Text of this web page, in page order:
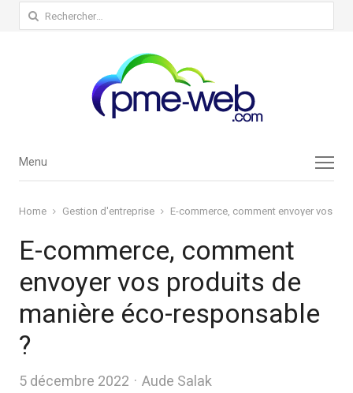
Rechercher :
Menu
Menu
Home Gestion d'entreprise E-commerce, comment envoyer vos
E-commerce, comment
envoyer vos produits de
manière éco-responsable
?
5 décembre 2022 Author
Aude Salak